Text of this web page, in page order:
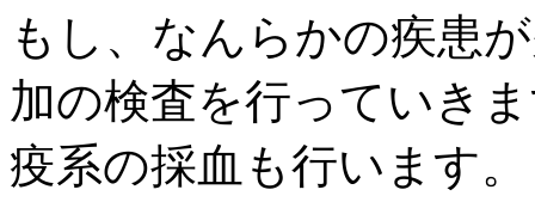
もし、なんらかの疾患
加の検査を行っていき
疫系の採血も行います。